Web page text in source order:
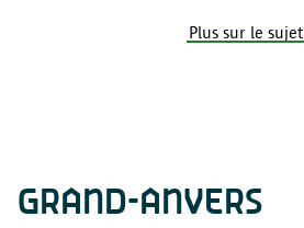
Plus sur le sujet
GRAND-ANVERS